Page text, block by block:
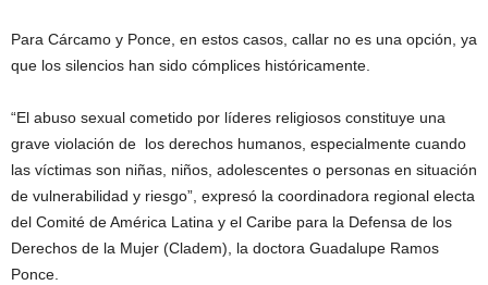
Para Cárcamo y Ponce, en estos casos, callar no es una opción, ya
que los silencios han sido cómplices históricamente.
“El abuso sexual cometido por líderes religiosos constituye una
grave violación de los derechos humanos, especialmente cuando
las víctimas son niñas, niños, adolescentes o personas en situación
de vulnerabilidad y riesgo”, expresó la coordinadora regional electa
del Comité de América Latina y el Caribe para la Defensa de los
Derechos de la Mujer (Cladem), la doctora Guadalupe Ramos
Ponce.